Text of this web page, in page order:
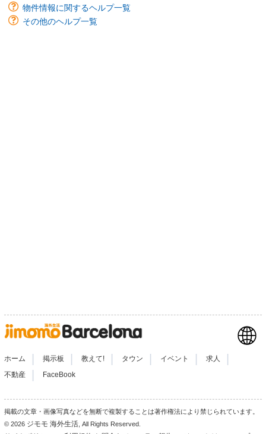
物件情報に関するヘルプ一覧
その他のヘルプ一覧
ホーム 掲示板 教えて! タウン イベント 求人
不動産 FaceBook
掲載の文章・画像写真などを無断で複製することは著作権法により禁じられています。
© 2026 ジモモ 海外生活 , All Rights Reserved.